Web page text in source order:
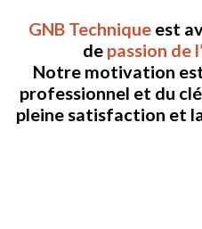
GNB Technique est
de passion de
Notre motivation
professionnel et du
pleine satisfaction et